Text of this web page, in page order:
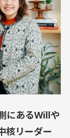
にあるWillや
核リーダー